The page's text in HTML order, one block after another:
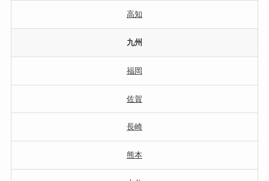
高知
九州
福岡
佐賀
長崎
熊本